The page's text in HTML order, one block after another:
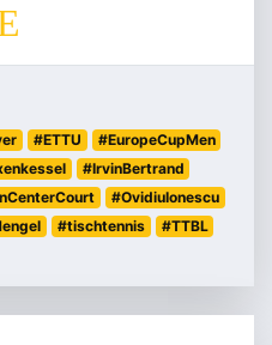
#ETTU
#EuropeCupMen
#IrvinBertrand
#OvidiuIonescu
#tischtennis
#TTBL